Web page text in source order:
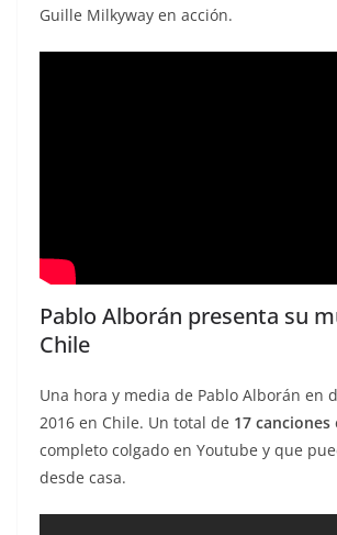
Guille Milkyway en acción.
Pablo Alborán presenta su
Chile
Una hora y media de Pablo Alborán en
2016 en Chile. Un total de 17 canciones
completo colgado en Youtube y que
desde casa.